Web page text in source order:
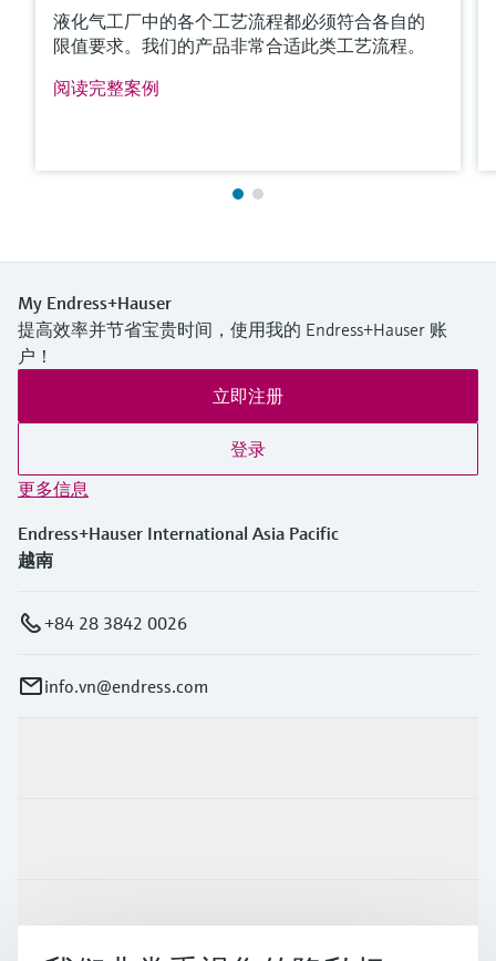
液化气工厂中的各个工艺流程都必须符合各自的
限值要求。我们的产品非常合适此类工艺流程。
阅读完整案例
My Endress+Hauser
提高效率并节省宝贵时间，使用我的 Endress+Hauser 账
户！
立即注册
登录
更多信息
Endress+Hauser International Asia Pacific
越南
+84 28 3842 0026
info.vn@endress.com